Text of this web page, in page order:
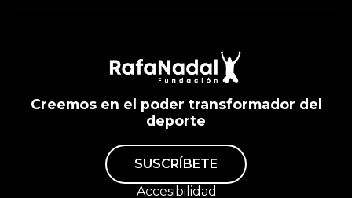
Creemos en el poder transformador del
deporte
SUSCRÍBETE
Accesibilidad